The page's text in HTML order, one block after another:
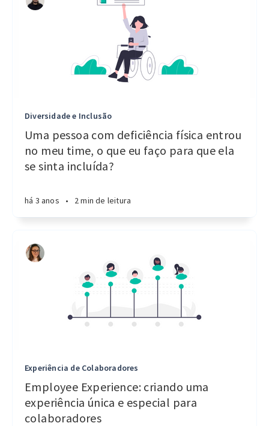
Diversidade e Inclusão
Uma pessoa com deficiência física entrou
no meu time, o que eu faço para que ela
se sinta incluída?
há 3 anos • 2 min de leitura
Experiência de Colaboradores
Employee Experience: criando uma
experiência única e especial para
colaboradores